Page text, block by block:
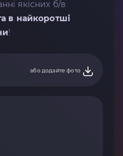
якісних б/в
в найкоротші
!
або додайте фото